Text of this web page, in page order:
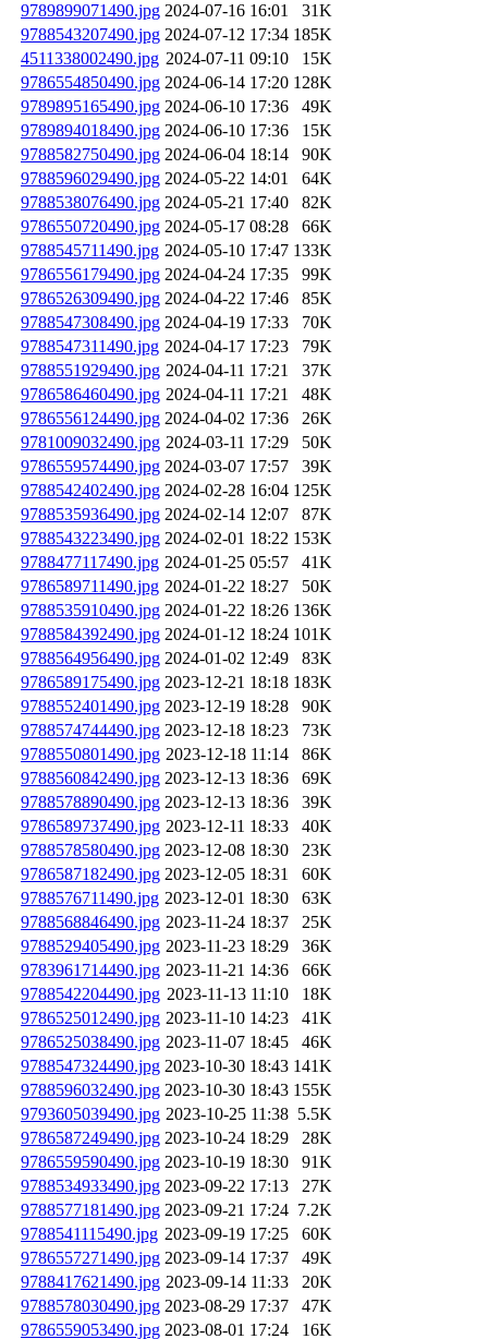
9789899071490.jpg 2024-07-16 16:01
31K
9788543207490.jpg 2024-07-12 17:34 185K
4511338002490.jpg 2024-07-11 09:10
15K
9786554850490.jpg 2024-06-14 17:20 128K
9789895165490.jpg 2024-06-10 17:36
49K
9789894018490.jpg 2024-06-10 17:36
15K
9788582750490.jpg 2024-06-04 18:14
90K
9788596029490.jpg 2024-05-22 14:01
64K
9788538076490.jpg 2024-05-21 17:40
82K
9786550720490.jpg 2024-05-17 08:28
66K
9788545711490.jpg 2024-05-10 17:47 133K
9786556179490.jpg 2024-04-24 17:35
99K
9786526309490.jpg 2024-04-22 17:46
85K
9788547308490.jpg 2024-04-19 17:33
70K
9788547311490.jpg 2024-04-17 17:23
79K
9788551929490.jpg 2024-04-11 17:21
37K
9786586460490.jpg 2024-04-11 17:21
48K
9786556124490.jpg 2024-04-02 17:36
26K
9781009032490.jpg 2024-03-11 17:29
50K
9786559574490.jpg 2024-03-07 17:57
39K
9788542402490.jpg 2024-02-28 16:04 125K
9788535936490.jpg 2024-02-14 12:07
87K
9788543223490.jpg 2024-02-01 18:22 153K
9788477117490.jpg 2024-01-25 05:57
41K
9786589711490.jpg 2024-01-22 18:27
50K
9788535910490.jpg 2024-01-22 18:26 136K
9788584392490.jpg 2024-01-12 18:24 101K
9788564956490.jpg 2024-01-02 12:49
83K
9786589175490.jpg 2023-12-21 18:18 183K
9788552401490.jpg 2023-12-19 18:28
90K
9788574744490.jpg 2023-12-18 18:23
73K
9788550801490.jpg 2023-12-18 11:14
86K
9788560842490.jpg 2023-12-13 18:36
69K
9788578890490.jpg 2023-12-13 18:36
39K
9786589737490.jpg 2023-12-11 18:33
40K
9788578580490.jpg 2023-12-08 18:30
23K
9786587182490.jpg 2023-12-05 18:31
60K
9788576711490.jpg 2023-12-01 18:30
63K
9788568846490.jpg 2023-11-24 18:37
25K
9788529405490.jpg 2023-11-23 18:29
36K
9783961714490.jpg 2023-11-21 14:36
66K
9788542204490.jpg 2023-11-13 11:10
18K
9786525012490.jpg 2023-11-10 14:23
41K
9786525038490.jpg 2023-11-07 18:45
46K
9788547324490.jpg 2023-10-30 18:43 141K
9788596032490.jpg 2023-10-30 18:43 155K
9793605039490.jpg 2023-10-25 11:38 5.5K
9786587249490.jpg 2023-10-24 18:29
28K
9786559590490.jpg 2023-10-19 18:30
91K
9788534933490.jpg 2023-09-22 17:13
27K
9788577181490.jpg 2023-09-21 17:24 7.2K
9788541115490.jpg 2023-09-19 17:25
60K
9786557271490.jpg 2023-09-14 17:37
49K
9788417621490.jpg 2023-09-14 11:33
20K
9788578030490.jpg 2023-08-29 17:37
47K
9786559053490.jpg 2023-08-01 17:24 16K